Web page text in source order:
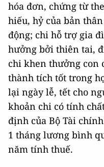
hóa đơn, chứng từ
hiếu, hỷ của bản
động; chi hỗ trợ gia
hưởng bởi thiên tai,
chi khen thưởng con
thành tích tốt trong
lại ngày lễ, tết cho
khoản chi có tính
định của Bộ Tài
1 tháng lương bình
năm tính thuế.